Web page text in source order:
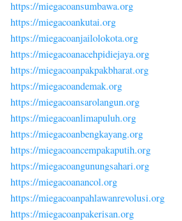
https://miegacoansumbawa.org
https://miegacoankutai.org
https://miegacoanjailolokota.org
https://miegacoanacehpidiejaya.org
https://miegacoanpakpakbharat.org
https://miegacoandemak.org
https://miegacoansarolangun.org
https://miegacoanlimapuluh.org
https://miegacoanbengkayang.org
https://miegacoancempakaputih.org
https://miegacoangunungsahari.org
https://miegacoanancol.org
https://miegacoanpahlawanrevolusi.org
https://miegacoanpakerisan.org